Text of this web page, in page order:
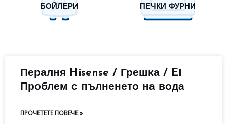
БОЙЛЕРИ
ПЕЧКИ ФУРНИ
Пералня Hisense / Грешка / E1
Проблем с пълненето на вода
ПРОЧЕТЕТЕ ПОВЕЧЕ »